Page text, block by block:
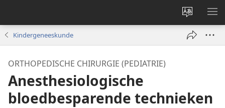
Taal
site
wijzigen
Kindergeneeskunde
ORTHOPEDISCHE CHIRURGIE (PEDIATRIE)
Anesthesiologische
bloedbesparende technieken